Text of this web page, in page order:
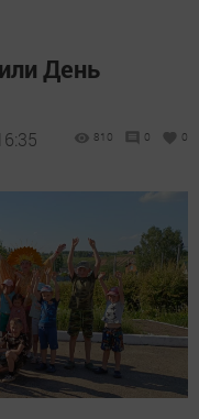
День
810 0 0